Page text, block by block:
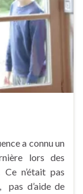
a connu un
lors des
n’était pas
pas d’aide de